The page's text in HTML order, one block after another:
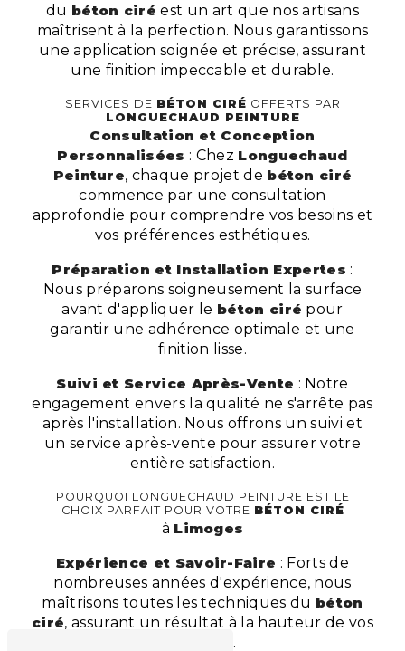
du béton ciré est un art que nos artisans
maîtrisent à la perfection. Nous garantissons
une application soignée et précise, assurant
une finition impeccable et durable.
SERVICES DE BÉTON CIRÉ OFFERTS PAR
LONGUECHAUD PEINTURE
Consultation et Conception
Personnalisées : Chez Longuechaud
Peinture, chaque projet de béton ciré
commence par une consultation
approfondie pour comprendre vos besoins et
vos préférences esthétiques.
Préparation et Installation Expertes :
Nous préparons soigneusement la surface
avant d'appliquer le béton ciré pour
garantir une adhérence optimale et une
finition lisse.
Suivi et Service Après-Vente : Notre
engagement envers la qualité ne s'arrête pas
après l'installation. Nous offrons un suivi et
un service après-vente pour assurer votre
entière satisfaction.
POURQUOI LONGUECHAUD PEINTURE EST LE
CHOIX PARFAIT POUR VOTRE BÉTON CIRÉ
à Limoges
Expérience et Savoir-Faire : Forts de
nombreuses années d'expérience, nous
maîtrisons toutes les techniques du béton
ciré, assurant un résultat à la hauteur de vos
attentes.